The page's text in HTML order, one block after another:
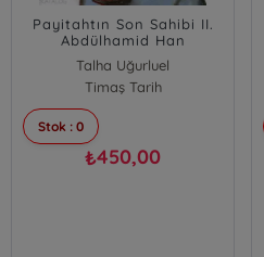
Payitahtın Son Sahibi II.
Abdülhamid Han
Talha Uğurluel
Timaş Tarih
Stok : 0
₺450,00